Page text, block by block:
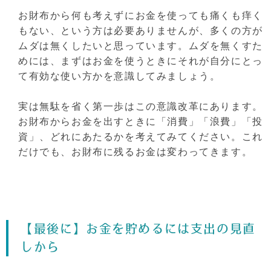
お財布から何も考えずにお金を使っても痛くも痒く
もない、という方は必要ありませんが、多くの方が
ムダは無くしたいと思っています。ムダを無くすた
めには、まずはお金を使うときにそれが自分にとっ
て有効な使い方かを意識してみましょう。
実は無駄を省く第一歩はこの意識改革にあります。
お財布からお金を出すときに「消費」「浪費」「投
資」、どれにあたるかを考えてみてください。これ
だけでも、お財布に残るお金は変わってきます。
【最後に】お金を貯めるには支出の見直
しから